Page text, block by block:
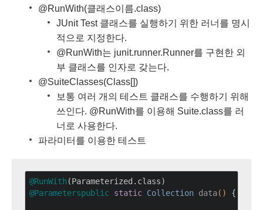
@RunWith(클래스이름.class)
JUnit Test 클래스를 실행하기 위한 러너를 명시
적으로 지정한다.
@RunWith는 junit.runner.Runner를 구현한 외
부 클래스를 인자로 갖는다.
@SuiteClasses(Class[])
보통 여러 개의 테스트 클래스를 수행하기 위해
쓰인다. @RunWith를 이용해 Suite.class를 러
너로 사용한다.
파라미터를 이용한 테스트
@RunWith
@Parameterspublic static Collection data() {